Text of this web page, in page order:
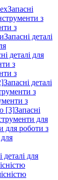
Запасні
з
з
Запасні деталі
деталі для
з
з
Запасні деталі
з
з
[3]Запасні
для
для роботи з
для
деталі для